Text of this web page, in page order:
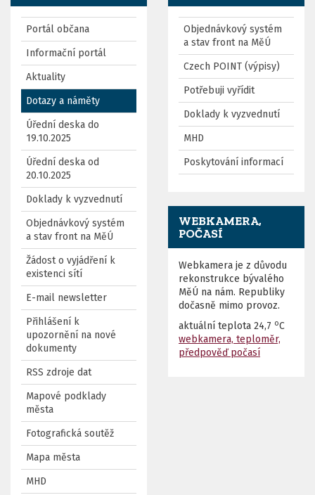
Portál občana
Informační portál
Aktuality
Dotazy a náměty
Úřední deska do
19.10.2025
Úřední deska od
20.10.2025
Doklady k vyzvednutí
Objednávkový systém
a stav front na MěÚ
Žádost o vyjádření k
existenci sítí
E-mail newsletter
Přihlášení k
upozornění na nové
dokumenty
RSS zdroje dat
Mapové podklady
města
Fotografická soutěž
Mapa města
MHD
Objednávkový systém
a stav front na MěÚ
Czech POINT (výpisy)
Potřebuji vyřídit
Doklady k vyzvednutí
MHD
Poskytování informací
WEBKAMERA,
POČASÍ
Webkamera je z důvodu
rekonstrukce bývalého
MěÚ na nám. Republiky
dočasně mimo provoz.
aktuální teplota 24,7 oC
webkamera, teploměr,
předpověď počasí